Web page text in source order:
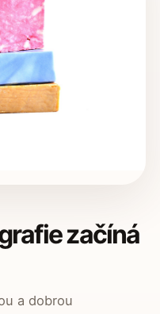
začíná
a dobrou